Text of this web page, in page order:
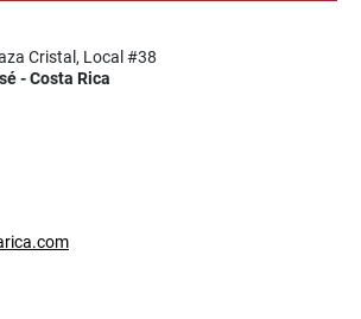
Cristal, Local #38
- Costa Rica